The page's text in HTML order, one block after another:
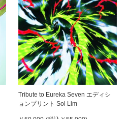
Tribute to Eureka Seven エディシ
ョンプリント Sol Lim